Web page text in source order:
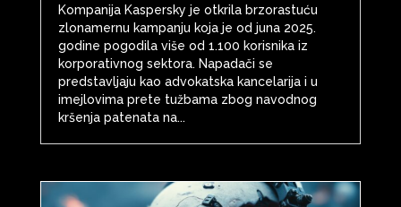
Kompanija Kaspersky je otkrila brzorastuću
zlonamernu kampanju koja je od juna 2025.
godine pogodila više od 1.100 korisnika iz
korporativnog sektora. Napadači se
predstavljaju kao advokatska kancelarija i u
imejlovima prete tužbama zbog navodnog
kršenja patenata na...